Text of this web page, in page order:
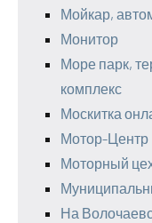
Мойкар,
Монитор
Море парк,
комплекс
Москитка
Мотор-Центр
Моторный
На